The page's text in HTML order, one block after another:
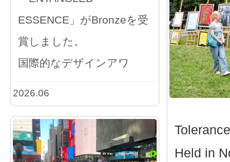
ESSENCE」がBronzeを受
賞しました。
国際的なデザインアワ
2026.06
Held in